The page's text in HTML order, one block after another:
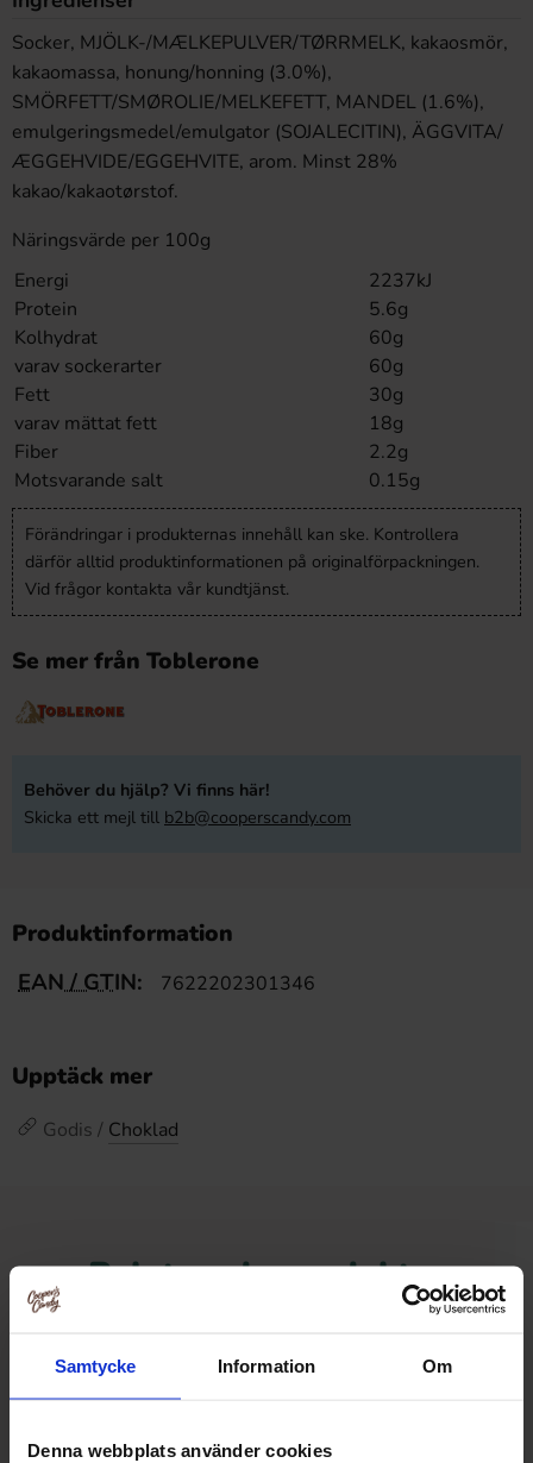
Samtycke Information Om
Denna webbplats använder cookies
Socker, MJÖLK-/MÆLKEPULVER/TØRRMELK, kakaosmör,
kakaomassa, honung/honning (3.0%),
SMÖRFETT/SMØROLIE/MELKEFETT, MANDEL (1.6%),
emulgeringsmedel/emulgator (SOJALECITIN), ÄGGVITA/
ÆGGEHVIDE/EGGEHVITE, arom. Minst 28%
kakao/kakaotørstof.
Näringsvärde per 100g
Energi
2237kJ
Protein
5.6g
Kolhydrat
60g
varav sockerarter
60g
Fett
30g
varav mättat fett
18g
Fiber
2.2g
Motsvarande salt
0.15g
Förändringar i produkternas innehåll kan ske. Kontrollera
därför alltid produktinformationen på originalförpackningen.
Vid frågor kontakta vår kundtjänst.
Se mer från Toblerone
Behöver du hjälp? Vi finns här!
Skicka ett mejl till b2b@cooperscandy.com
Produktinformation
EAN / GTIN:
7622202301346
Upptäck mer
Godis / Choklad
Relaterade produkter